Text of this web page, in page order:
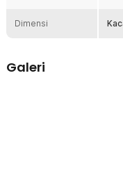
Dengan bentuk oval dan
bawah laut secara
dan scuba diving.
Dimensi
Galeri